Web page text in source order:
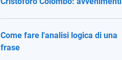
Come fare l'analisi logica di una
frase